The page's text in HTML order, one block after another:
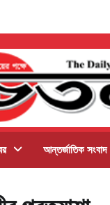
আন্তর্জাতিক সংবাদ